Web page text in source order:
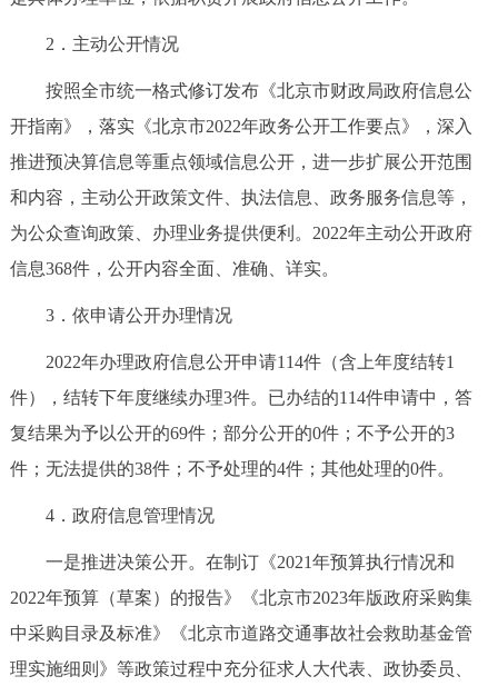
政民互动
参与调查 在线访谈 图说互动
北京概况 十六区概览 人文北京
绿色北京 图说北京 视频北京
多语种
DEUTSCH FRANÇAIS РУССКИЙ ЯЗЫК
ESPAÑOL العربية PORTUGUÊS
2．主动公开情况
按照全市统一格式修订发布《北京市财政局政府信息公
开指南》，落实《北京市2022年政务公开工作要点》，深入
推进预决算信息等重点领域信息公开，进一步扩展公开范围
和内容，主动公开政策文件、执法信息、政务服务信息等，
为公众查询政策、办理业务提供便利。2022年主动公开政府
信息368件，公开内容全面、准确、详实。
3．依申请公开办理情况
2022年办理政府信息公开申请114件（含上年度结转1
件），结转下年度继续办理3件。已办结的114件申请中，答
复结果为予以公开的69件；部分公开的0件；不予公开的3
件；无法提供的38件；不予处理的4件；其他处理的0件。
4．政府信息管理情况
一是推进决策公开。在制订《2021年预算执行情况和
2022年预算（草案）的报告》《北京市2023年版政府采购集
中采购目录及标准》《北京市道路交通事故社会救助基金管
理实施细则》等政策过程中充分征求人大代表、政协委员、